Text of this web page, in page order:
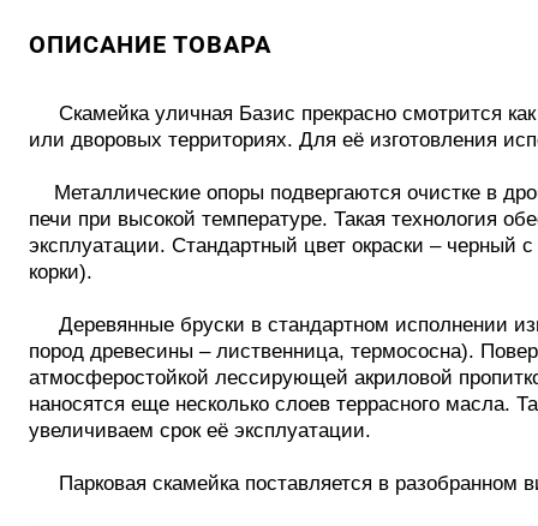
ОПИСАНИЕ ТОВАРА
Скамейка уличная Базис прекрасно смотрится
или дворовых территориях. Для её изготовления
Металлические опоры подвергаются очистке в
печи при высокой температуре. Такая технология
эксплуатации. Стандартный цвет окраски – черный
корки).
Деревянные бруски в стандартном исполнении
пород древесины – лиственница, термососна).
атмосферостойкой лессирующей акриловой
наносятся еще несколько слоев террасного
увеличиваем срок её эксплуатации.
Парковая скамейка поставляется в разобранном